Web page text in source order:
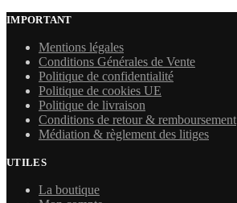
IMPORTANT
Mentions légales
Conditions Générales de Vente
Politique de confidentialité
Politique de cookies UE
Politique de livraison
Conditions de retour & remboursement
Médiation & règlement des litiges
UTILES
La boutique